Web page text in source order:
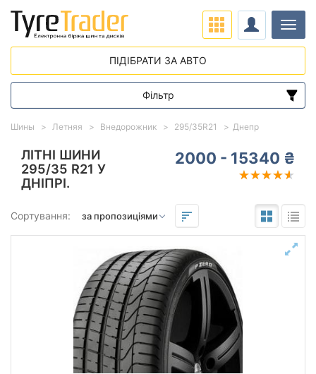
ЛІТНІ ШИНИ
295/35 R21 У
ДНІПРІ.
2000 - 15340 ₴
Сортування:
Шины Летняя Внедорожник 295/35R21 Днепр
ПІДІБРАТИ ЗА АВТО
Фільтр
Діапазон цін
від
Підбір за параметрами
295
зимова нешип
зимова шип